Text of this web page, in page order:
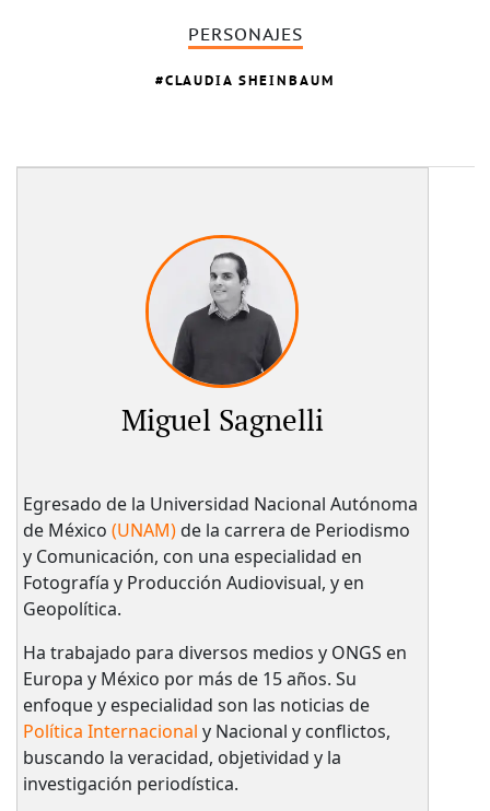
PERSONAJES
CLAUDIA SHEINBAUM
Miguel Sagnelli
Egresado de la Universidad Nacional Autónoma
de México (UNAM)de la carrera de Periodismo
y Comunicación, con una especialidad en
Fotografía y Producción Audiovisual, y en
Geopolítica.
Ha trabajado para diversos medios y ONGS en
Europa y México por más de 15 años. Su
enfoque y especialidad son las noticias de
Política Internacional y Nacional y conflictos,
buscando la veracidad, objetividad y la
investigación periodística.